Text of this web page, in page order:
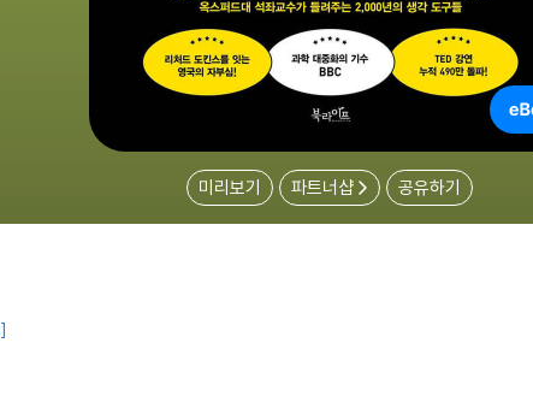
미리보기 파트너샵 공유하기